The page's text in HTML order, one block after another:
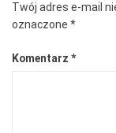
Twój adres e-mail
oznaczone *
Komentarz *